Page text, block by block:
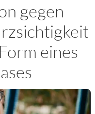
gegen
eines